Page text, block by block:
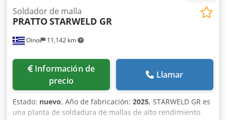
Oinoi 11,142 km
Soldador de malla
PRATTOSTARWELD GR
Información de
precio
Llamar
Estado: nuevo, Año de fabricación: 2025, STARWELD GR es
una planta de soldadura de mallas de alto rendimiento